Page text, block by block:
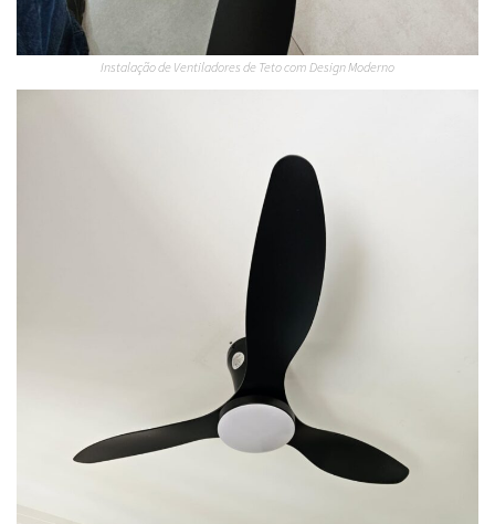
Instalação de Ventiladores de Teto com Design Moderno